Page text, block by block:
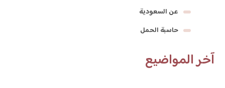
عن السعودية
حاسبة الحمل
آخر المواضيع